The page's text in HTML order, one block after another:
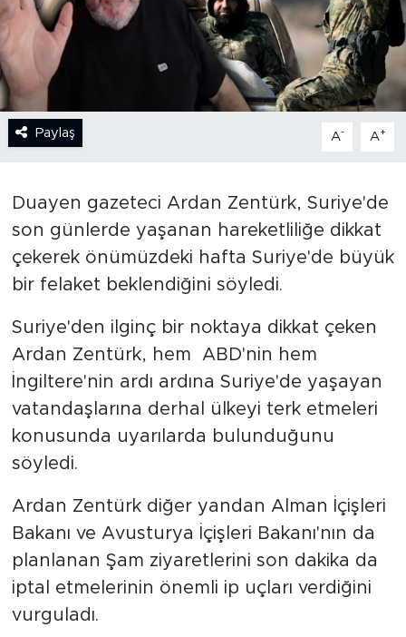
Paylaş A- A+
Duayen gazeteci Ardan Zentürk, Suriye'de
son günlerde yaşanan hareketliliğe dikkat
çekerek önümüzdeki hafta Suriye'de büyük
bir felaket beklendiğini söyledi.
Suriye'den ilginç bir noktaya dikkat çeken
Ardan Zentürk, hem ABD'nin hem
İngiltere'nin ardı ardına Suriye'de yaşayan
vatandaşlarına derhal ülkeyi terk etmeleri
konusunda uyarılarda bulunduğunu
söyledi.
Ardan Zentürk diğer yandan Alman İçişleri
Bakanı ve Avusturya İçişleri Bakanı'nın da
planlanan Şam ziyaretlerini son dakika da
iptal etmelerinin önemli ip uçları verdiğini
vurguladı.
YAZARLAR
DİNİ
POLİTİKA
SPOR
KÜLTÜR SANAT
TARİHTEN GÜNÜMÜZE
TARİH
KADIN
SİYASET
FOTO GALERİ